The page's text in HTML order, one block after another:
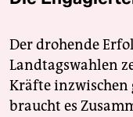
Der drohende
Landtagswahlen
Kräfte inzwischen
braucht es